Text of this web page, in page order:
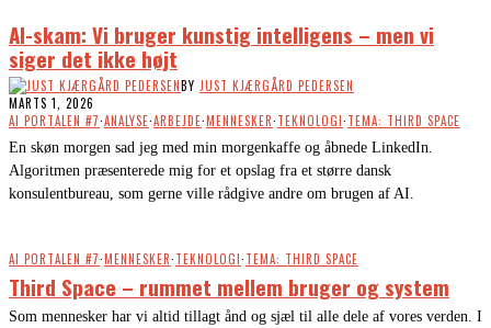
AI-skam: Vi bruger kunstig intelligens – men vi
siger det ikke højt
BY JUST KJÆRGÅRD PEDERSEN
MARTS 1, 2026
AI PORTALEN #7·ANALYSE·ARBEJDE·MENNESKER·TEKNOLOGI·TEMA: THIRD SPACE
En skøn morgen sad jeg med min morgenkaffe og åbnede LinkedIn.
Algoritmen præsenterede mig for et opslag fra et større dansk
konsulentbureau, som gerne ville rådgive andre om brugen af AI.
AI PORTALEN #7·MENNESKER·TEKNOLOGI·TEMA: THIRD SPACE
Third Space – rummet mellem bruger og system
Som mennesker har vi altid tillagt ånd og sjæl til alle dele af vores verden. I